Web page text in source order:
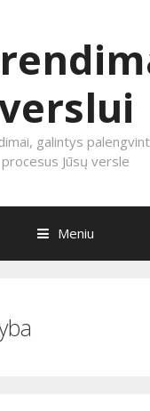
galintys
procesus Jūsų versle
Meniu